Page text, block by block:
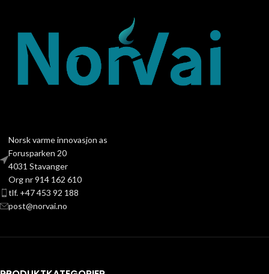
Norsk varme innovasjon as
Forusparken 20
4031 Stavanger
Org nr 914 162 610
tlf. +47 453 92 188
post@norvai.no